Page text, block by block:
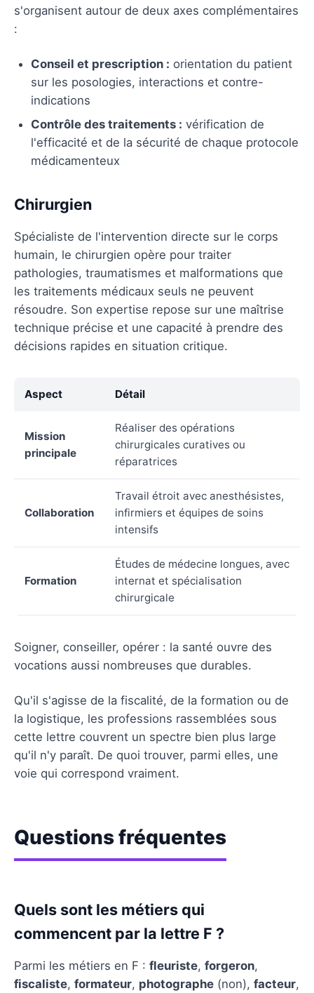
s'organisent autour de deux axes complémentaires
:
Conseil et prescription : orientation du patient
sur les posologies, interactions et contre-
indications
Contrôle des traitements : vérification de
l'efficacité et de la sécurité de chaque protocole
médicamenteux
Chirurgien
Spécialiste de l'intervention directe sur le corps
humain, le chirurgien opère pour traiter
pathologies, traumatismes et malformations que
les traitements médicaux seuls ne peuvent
résoudre. Son expertise repose sur une maîtrise
technique précise et une capacité à prendre des
décisions rapides en situation critique.
Aspect Détail
Mission
principale
Réaliser des opérations
chirurgicales curatives ou
réparatrices
Collaboration
Travail étroit avec anesthésistes,
infirmiers et équipes de soins
intensifs
Formation
Études de médecine longues, avec
internat et spécialisation
chirurgicale
Soigner, conseiller, opérer : la santé ouvre des
vocations aussi nombreuses que durables.
Qu'il s'agisse de la fiscalité, de la formation ou de
la logistique, les professions rassemblées sous
cette lettre couvrent un spectre bien plus large
qu'il n'y paraît. De quoi trouver, parmi elles, une
voie qui correspond vraiment.
Questions fréquentes
Quels sont les métiers qui
commencent par la lettre F ?
Parmi les métiers en F : fleuriste, forgeron,
fiscaliste, formateur, photographe (non), facteur,